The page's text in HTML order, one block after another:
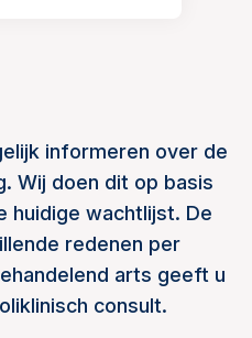
informeren over de
Wij doen dit op basis
huidige wachtlijst. De
redenen per
arts geeft u
consult.